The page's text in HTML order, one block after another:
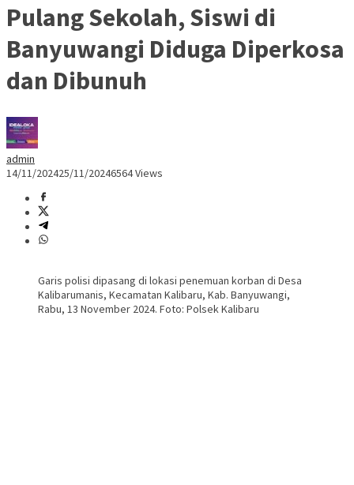
Pulang Sekolah, Siswi di
Banyuwangi Diduga Diperkosa
dan Dibunuh
admin
14/11/202425/11/20246564 Views
Garis polisi dipasang di lokasi penemuan korban di Desa
Kalibarumanis, Kecamatan Kalibaru, Kab. Banyuwangi,
Rabu, 13 November 2024. Foto: Polsek Kalibaru